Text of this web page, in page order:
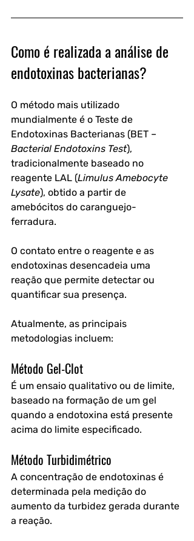
Como é realizada a análise de
endotoxinas bacterianas?
O método mais utilizado
mundialmente é o Teste de
Endotoxinas Bacterianas (BET –
Bacterial Endotoxins Test),
tradicionalmente baseado no
reagente LAL (Limulus Amebocyte
Lysate), obtido a partir de
amebócitos do caranguejo-
ferradura.
O contato entre o reagente e as
endotoxinas desencadeia uma
reação que permite detectar ou
quantificar sua presença.
Atualmente, as principais
metodologias incluem:
Método Gel-Clot
É um ensaio qualitativo ou de limite,
baseado na formação de um gel
quando a endotoxina está presente
acima do limite especificado.
Método Turbidimétrico
A concentração de endotoxinas é
determinada pela medição do
aumento da turbidez gerada durante
a reação.